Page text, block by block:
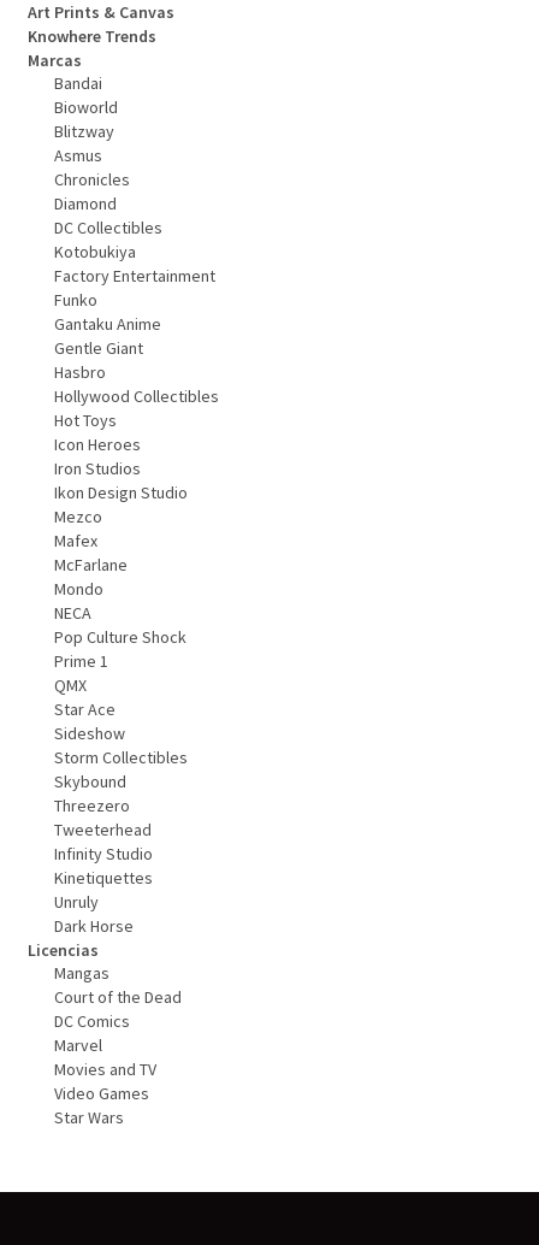
Art Prints & Canvas
Knowhere Trends
Marcas
Bandai
Bioworld
Blitzway
Asmus
Chronicles
Diamond
DC Collectibles
Kotobukiya
Factory Entertainment
Funko
Gantaku Anime
Gentle Giant
Hasbro
Hollywood Collectibles
Hot Toys
Icon Heroes
Iron Studios
Ikon Design Studio
Mezco
Mafex
McFarlane
Mondo
NECA
Pop Culture Shock
Prime 1
QMX
Star Ace
Sideshow
Storm Collectibles
Skybound
Threezero
Tweeterhead
Infinity Studio
Kinetiquettes
Unruly
Dark Horse
Licencias
Mangas
Court of the Dead
DC Comics
Marvel
Movies and TV
Video Games
Star Wars